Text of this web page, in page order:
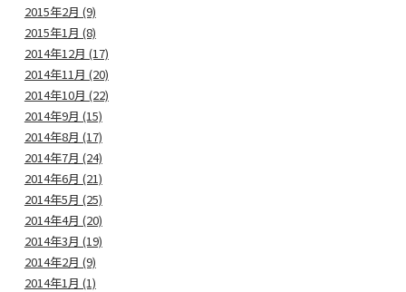
2015年2月 (9)
2015年1月 (8)
2014年12月 (17)
2014年11月 (20)
2014年10月 (22)
2014年9月 (15)
2014年8月 (17)
2014年7月 (24)
2014年6月 (21)
2014年5月 (25)
2014年4月 (20)
2014年3月 (19)
2014年2月 (9)
2014年1月 (1)